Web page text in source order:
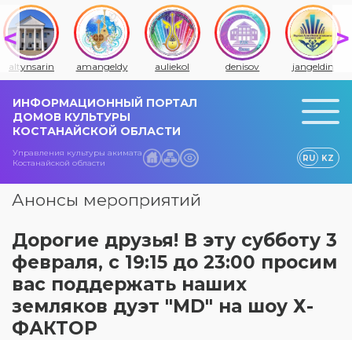
altynsarin amangeldy auliekol denisov jangeldin
ИНФОРМАЦИОННЫЙ ПОРТАЛ
ДОМОВ КУЛЬТУРЫ
КОСТАНАЙСКОЙ ОБЛАСТИ
Управления культуры акимата
Костанайской области
RU KZ
Анонсы мероприятий
Дорогие друзья! В эту субботу 3
февраля, с 19:15 до 23:00 просим
вас поддержать наших
земляков дуэт "MD" на шоу Х-
ФАКТОР